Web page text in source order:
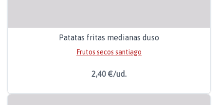
Patatas fritas medianas duso
Frutos secos santiago
2,40 €/ud.